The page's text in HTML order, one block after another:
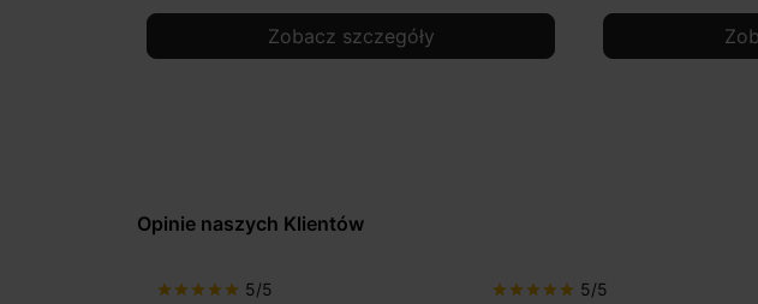
Zobacz szczegóły
Opinie naszych Klientów
star star star star star 5/5 star star star star star 5/5